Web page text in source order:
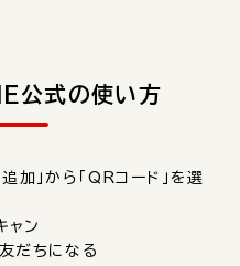
公式の使い方
加」から「QRコード」を選
ャン
だちになる